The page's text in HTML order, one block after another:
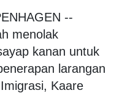
--
menolak
kanan untuk
larangan
Kaare